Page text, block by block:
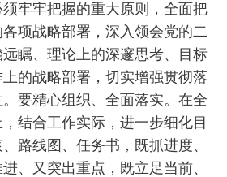
牢牢把握的重大原则，全面把
项战略部署，深入领会党的二
瞩、理论上的深邃思考、目标
的战略部署，切实增强贯彻落
要精心组织、全面落实。在全
结合工作实际，进一步细化目
路线图、任务书，既抓进度、
、又突出重点，既立足当前、